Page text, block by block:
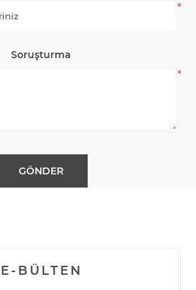
*
Soruşturma
*
E-BÜLTEN